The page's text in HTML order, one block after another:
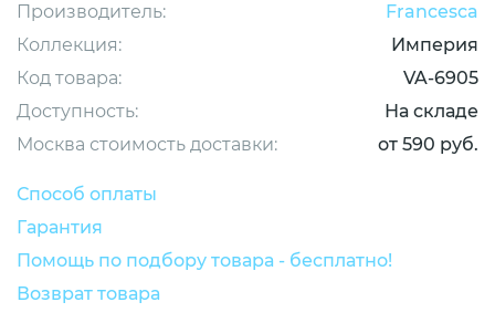
Производитель:
Francesca
Коллекция:
Империя
Код товара:
VA-6905
Доступность:
На складе
Москва стоимость доставки:
от 590 руб.
Способ оплаты
Гарантия
Помощь по подбору товара - бесплатно!
Возврат товара